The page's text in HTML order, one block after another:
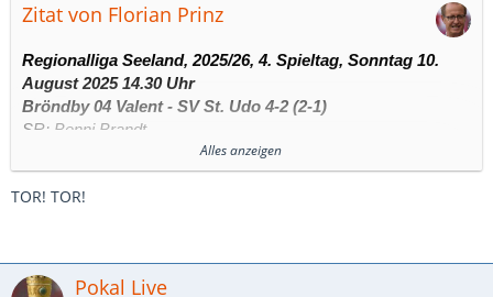
Zitat von Florian Prinz
Regionalliga Seeland, 2025/26, 4. Spieltag, Sonntag 10.
August 2025 14.30 Uhr
Bröndby 04 Valent - SV St. Udo 4-2 (2-1)
SR: Benni Brandt
Bröndy-Platz, 1771 Zuschauer
Tore: 5’ 1-0 Tage Schneckenburger (Elfmeter); 7’ 2-0 Fabian
Isaksson; 41’ 2-1 Gawel Duda; 57’ 2-2 Oliver Solbakken; 80’ 3-
Regionalliga Seeland, 5. Spieltag
Alles anzeigen
TOR! TOR!
Pokal Live